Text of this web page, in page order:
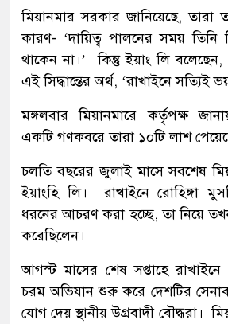
মিয়ানমার সরকার জানিয়েছে, তারা
কারণ- ‘দায়িত্ব পালনের সময় তিনি
থাকেন না।’ কিন্তু ইয়াং লি
এই সিদ্ধান্তের অর্থ, ‘রাখাইনে সত্যিই
মঙ্গলবার মিয়ানমারে কর্তৃপক্ষ
একটি গণকবরে তারা ১০টি লাশ
চলতি বছরের জুলাই মাসে সবশেষ
ইয়াংহি লি। রাখাইনে রোহিঙ্গা
ধরনের আচরণ করা হচ্ছে, তা নিয়ে
করেছিলেন।
আগস্ট মাসের শেষ সপ্তাহে রাখাইনে
চরম অভিযান শুরু করে দেশটির
যোগ দেয় স্থানীয় উগ্রবাদী বৌদ্ধরা।